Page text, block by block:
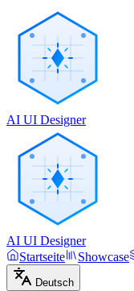
AI UI Designer
AI UI Designer
Startseite
Showcase
Deutsch